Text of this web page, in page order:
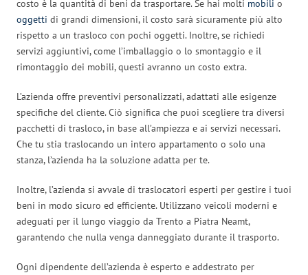
costo è la quantità di beni da trasportare. Se hai molti mobili o
oggetti di grandi dimensioni, il costo sarà sicuramente più alto
rispetto a un trasloco con pochi oggetti. Inoltre, se richiedi
servizi aggiuntivi, come l’imballaggio o lo smontaggio e il
rimontaggio dei mobili, questi avranno un costo extra.
L’azienda offre preventivi personalizzati, adattati alle esigenze
specifiche del cliente. Ciò significa che puoi scegliere tra diversi
pacchetti di trasloco, in base all’ampiezza e ai servizi necessari.
Che tu stia traslocando un intero appartamento o solo una
stanza, l’azienda ha la soluzione adatta per te.
Inoltre, l’azienda si avvale di traslocatori esperti per gestire i tuoi
beni in modo sicuro ed efficiente. Utilizzano veicoli moderni e
adeguati per il lungo viaggio da Trento a Piatra Neamt,
garantendo che nulla venga danneggiato durante il trasporto.
Ogni dipendente dell’azienda è esperto e addestrato per